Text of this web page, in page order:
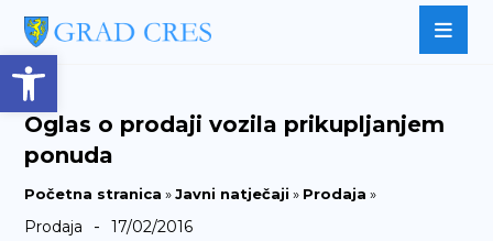
Open toolbar
Oglas o prodaji vozila prikupljanjem
ponuda
Početna stranica »Javni natječaji » Prodaja »
Prodaja - 17/02/2016